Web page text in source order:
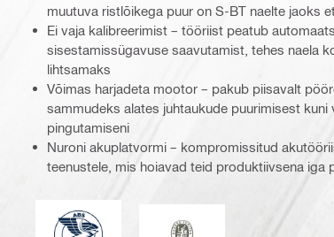
muutuva ristlõikega puur on S-BT naelte jaoks
Ei vaja kalibreerimist – tööriist peatub
sisestamissügavuse saavutamist, tehes naela
lihtsamaks
Võimas harjadeta mootor – pakub piisavalt
sammudeks alates juhtaukude puurimisest
pingutamiseni
Nuroni akuplatvormi – kompromissitud
teenustele, mis hoiavad teid produktiivsena iga
American Bureau of Shipping
Bureau Veritas